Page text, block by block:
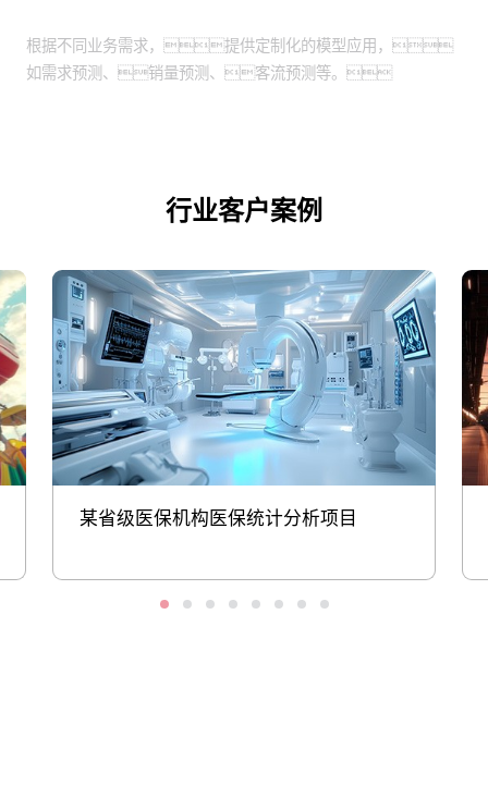
根据不同业务需求，提供定制化的模型应用，
如需求预测、销量预测、客流预测等。
行业客户案例
某省级医保机构医保统计分析项目